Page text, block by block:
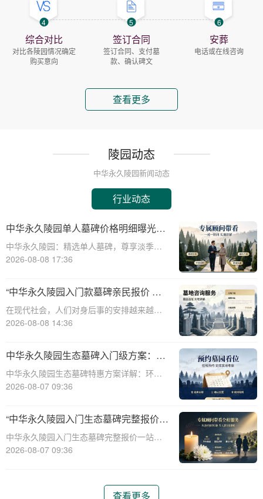
4
综合对比
对比各陵园情况确定
购买意向
5
签订合同
签订合同、支付墓
款、确认碑文
6
安葬
电话或在线咨询
查看更多
陵园动态
中华永久陵园新闻动态
行业动态
中华永久陵园单人墓碑价格明细曝光：
淡季下单立省数千，限时优惠深度解析
中华永久陵园：精选单人墓碑，尊享淡季限
时优惠☎ 中华永久陵园电话:400-838-5063
始终以提供高品质的墓碑产品和服务为己
任。本文将全面解析中华永久陵园多款
2026-08-08 17:36
“中华永久陵园入门款墓碑亲民报价 一
次性付清享折上折：超值优惠与便捷选
择的完美结合”
在现代社会，人们对身后事的安排越来越重
视，而墓碑作为逝者最后的尊严象征，其选
为中国领先的陵园品牌，始终致力于为家属
提供高品质、个性化的墓碑选择，同时注重
亲民价格和
2026-08-08 14:36
中华永久陵园生态墓碑入门级方案：完
整报价与一站式服务打包特惠解析
中华永久陵园生态墓碑特惠方案详解：环
保、经济、个性化选择☎ 中华永久陵园电
提升，选择一个环保且经济的陵园及墓碑成
为许多家庭的考虑。中华永久陵园，作
2026-08-07 09:36
“中华永久陵园入门生态墓碑完整报价
一站式服务打包特惠详解”
中华永久陵园入门生态墓碑完整报价一站式
服务打包特惠详解☎ 中华永久陵园电话:400-
碑服务。生态墓碑作为一种环保、
2026-08-07 09:36
查看更多